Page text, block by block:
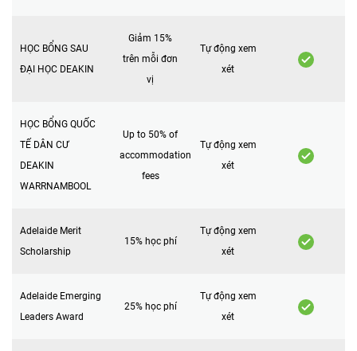
HỌC BỔNG SAU
ĐẠI HỌC DEAKIN
Giảm 15%
trên mỗi đơn
vị
Tự động xem
xét
HỌC BỔNG QUỐC
TẾ DÂN CƯ
DEAKIN
WARRNAMBOOL
Up to 50% of
accommodation
fees
Tự động xem
xét
Adelaide Merit
Scholarship
15% học phí
Tự động xem
xét
Adelaide Emerging
Leaders Award
25% học phí
Tự động xem
xét